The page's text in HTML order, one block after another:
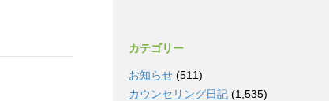
カテゴリー
お知らせ (511)
カウンセリング日記 (1,535)